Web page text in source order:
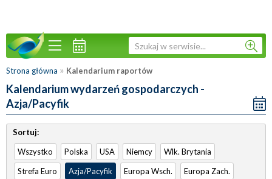
Strona główna » Kalendarium raportów
Kalendarium wydarzeń gospodarczych -
Azja/Pacyfik
Sortuj:
Wszystko
Polska USA Niemcy
Wlk. Brytania
Strefa Euro
Azja/Pacyfik Europa Wsch.
Europa Zach.